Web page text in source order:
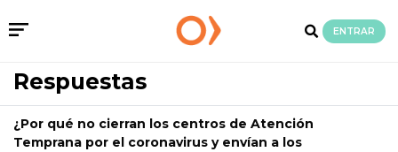
ENTRAR
Respuestas
¿Por qué no cierran los centros de Atención
Temprana por el coronavirus y envían a los